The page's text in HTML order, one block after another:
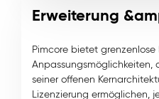
Erweiterung
Pimcore bietet
Anpassungsmöglichkeiten,
seiner offenen
Lizenzierung ermöglichen,